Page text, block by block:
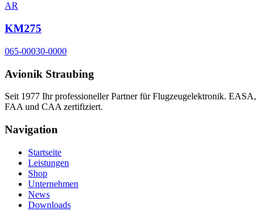
AR
KM275
065-00030-0000
Avionik Straubing
Seit 1977 Ihr professioneller Partner für Flugzeugelektronik. EASA,
FAA und CAA zertifiziert.
Navigation
Startseite
Leistungen
Shop
Unternehmen
News
Downloads